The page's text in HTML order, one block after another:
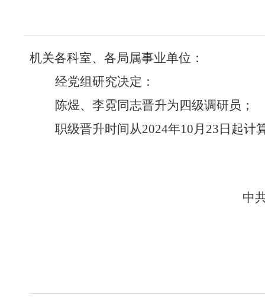
机关各科室、各局属事业单位：
经党组研究决定：
陈煜、李霓同志晋升为四级调研员；
职级晋升时间从2024年10月23日起计
中